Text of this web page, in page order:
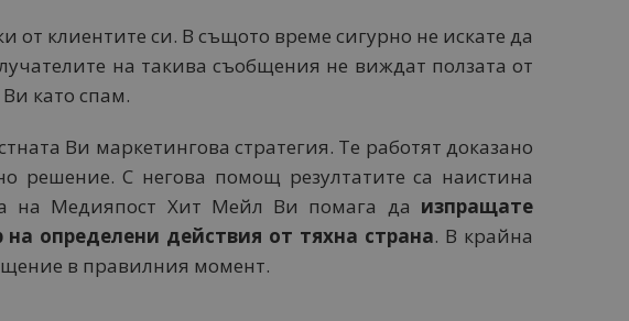
от клиентите си. В същото време сигурно не искате да
на такива съобщения не виждат ползата от
като спам.
Ви маркетингова стратегия. Те работят доказано
решение. С негова помощ резултатите са наистина
на Медияпост Хит Мейл Ви помага да изпращате
определени действия от тяхна страна. В крайна
в правилния момент.